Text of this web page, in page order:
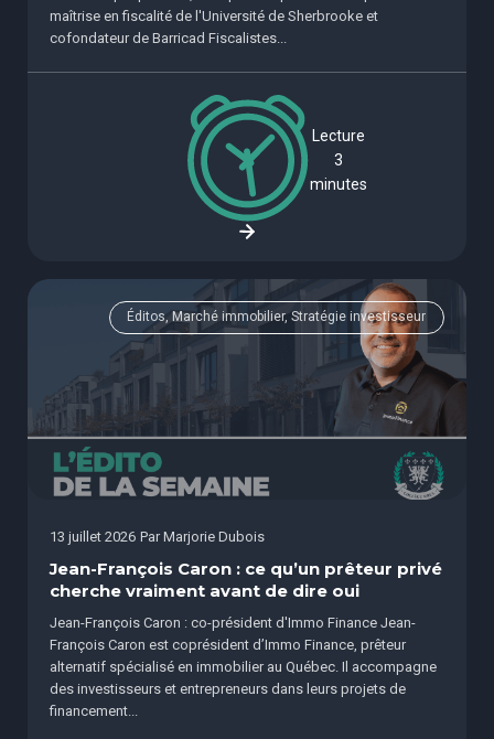
maîtrise en fiscalité de l'Université de Sherbrooke et
cofondateur de Barricad Fiscalistes...
Lecture
3
minutes
Éditos, Marché immobilier, Stratégie investisseur
13 juillet 2026 Par Marjorie Dubois
Jean-François Caron : ce qu’un prêteur privé
cherche vraiment avant de dire oui
Jean-François Caron : co-président d'Immo Finance Jean-
François Caron est coprésident d’Immo Finance, prêteur
alternatif spécialisé en immobilier au Québec. Il accompagne
des investisseurs et entrepreneurs dans leurs projets de
financement...